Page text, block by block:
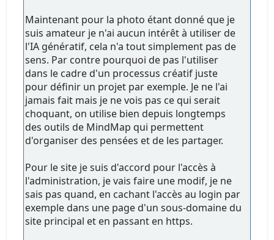
Maintenant pour la photo étant donné que je
suis amateur je n'ai aucun intérêt à utiliser de
l'IA génératif, cela n'a tout simplement pas de
sens. Par contre pourquoi de pas l'utiliser
dans le cadre d'un processus créatif juste
pour définir un projet par exemple. Je ne l'ai
jamais fait mais je ne vois pas ce qui serait
choquant, on utilise bien depuis longtemps
des outils de MindMap qui permettent
d'organiser des pensées et de les partager.
Pour le site je suis d'accord pour l'accès à
l'administration, je vais faire une modif, je ne
sais pas quand, en cachant l'accès au login par
exemple dans une page d'un sous-domaine du
site principal et en passant en https.